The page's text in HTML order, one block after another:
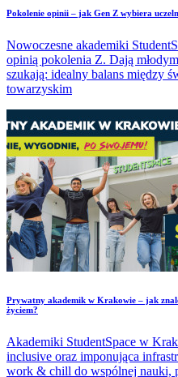
​Pokolenie opinii – jak Gen Z wybiera
Nowoczesne akademiki
opinią pokolenia Z. Dają
szukają: idealny balans między
towarzyskim
​Prywatny akademik w Krakowie – jak
życiem?
Akademiki StudentSpace w
inclusive oraz imponująca
work & chill do wspólnej nauki,